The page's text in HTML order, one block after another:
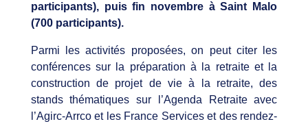
participants), puis fin novembre à Saint Malo
(700 participants).
Parmi les activités proposées, on peut citer les
conférences sur la préparation à la retraite et la
construction de projet de vie à la retraite, des
stands thématiques sur l’Agenda Retraite avec
l’Agirc-Arrco et les France Services et des rendez-